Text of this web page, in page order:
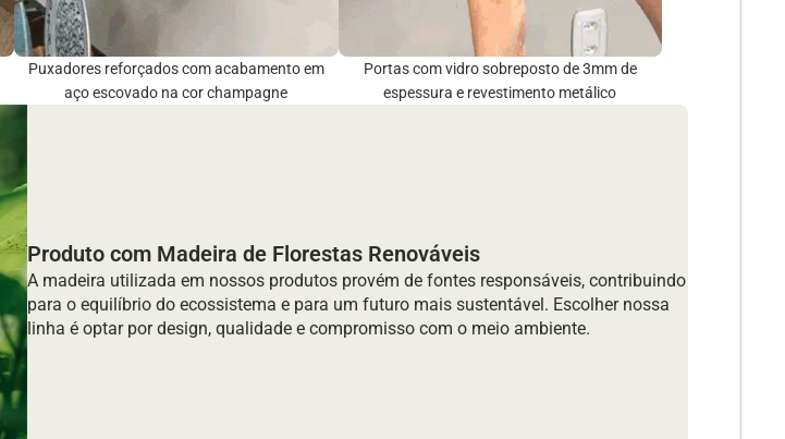
Puxadores reforçados com acabamento em
aço escovado na cor champagne
Portas com vidro sobreposto de 3mm de
espessura e revestimento metálico
Produto com Madeira de Florestas Renováveis
A madeira utilizada em nossos produtos provém de fontes responsáveis, contribuindo
para o equilíbrio do ecossistema e para um futuro mais sustentável. Escolher nossa
linha é optar por design, qualidade e compromisso com o meio ambiente.